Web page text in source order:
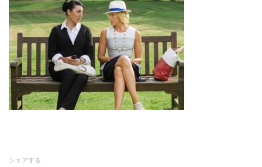
シェアする